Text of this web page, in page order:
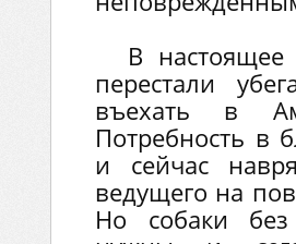
В
перестали
въехать в
Потребность в
и сейчас
ведущего на
Но собаки